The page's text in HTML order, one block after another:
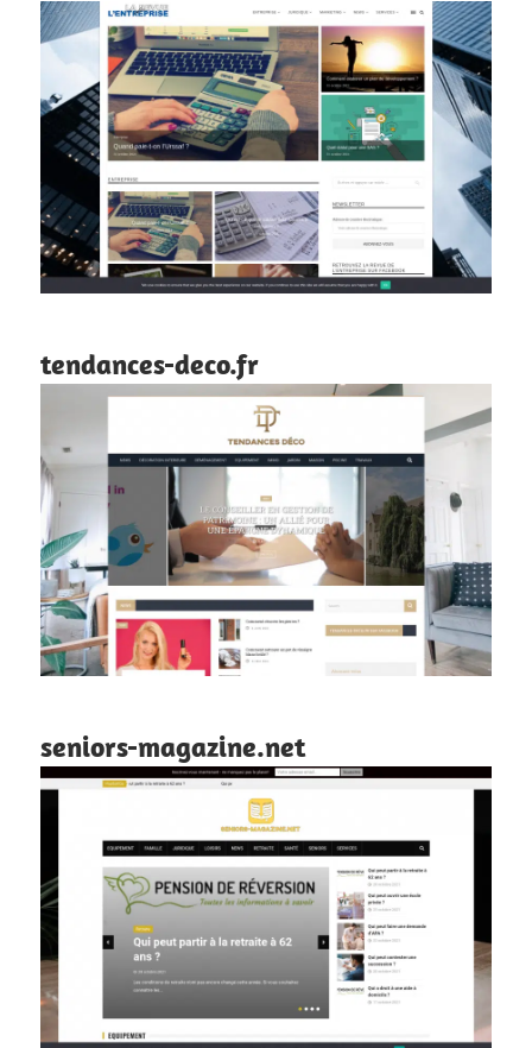
tendances-deco.fr
seniors-magazine.net